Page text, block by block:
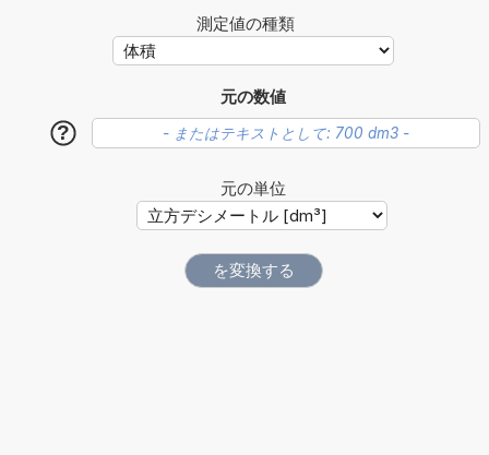
測定値の種類
元の数値
?
元の単位